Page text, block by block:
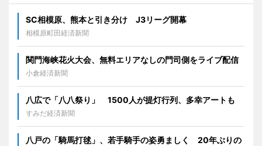
SC相模原、熊本と引き分け J3リーグ開幕
相模原町田経済新聞
関門海峡花火大会、無料エリアなしの門司側をライブ配信
小倉経済新聞
八広で「八八祭り」 1500人が提灯行列、多幸アートも
すみだ経済新聞
八戸の「騎馬打毬」、若手騎手の姿勇ましく 20年ぶりの